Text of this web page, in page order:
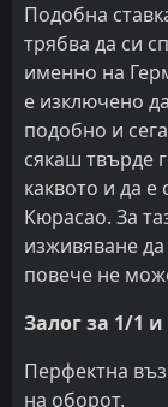
Подобна
трябва да си
именно на
е изключено
подобно и
сякаш твърде
каквото и да е
Кюрасао. За
изживяване
повече не
Залог за 1/1
Перфектна
на оборот.